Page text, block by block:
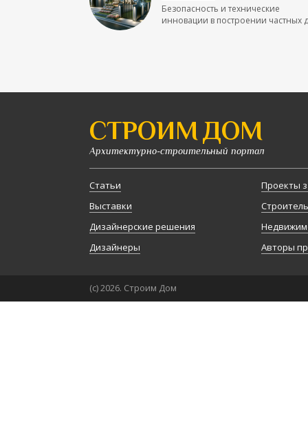
Безопасность и технические
инновации в построении частных
СТРОИМ ДОМ
Архитектурно-строительный портал
Статьи
Выставки
Дизайнерские решения
Дизайнеры
Проекты
Авторы
(с) 2026. Строим Дом